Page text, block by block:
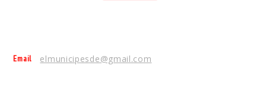
Email elmunicipesde@gmail.com